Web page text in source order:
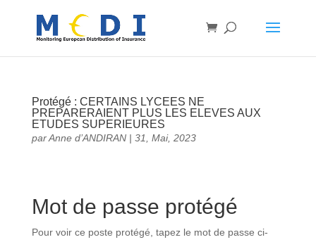
Protégé : CERTAINS LYCEES NE
PREPARERAIENT PLUS LES ELEVES AUX
ETUDES SUPERIEURES
parAnne d’ANDIRAN| 31, Mai, 2023
Mot de passe protégé
Pour voir ce poste protégé, tapez le mot de passe ci-